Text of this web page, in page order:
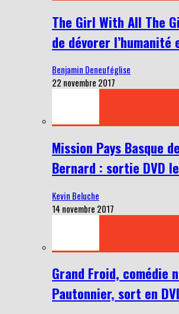
The Girl With All The
de dévorer l’humanité
Benjamin Deneuféglise
22 novembre 2017
Mission Pays Basque
Bernard : sortie DVD
Kevin Beluche
14 novembre 2017
Grand Froid, comédie
Pautonnier, sort en